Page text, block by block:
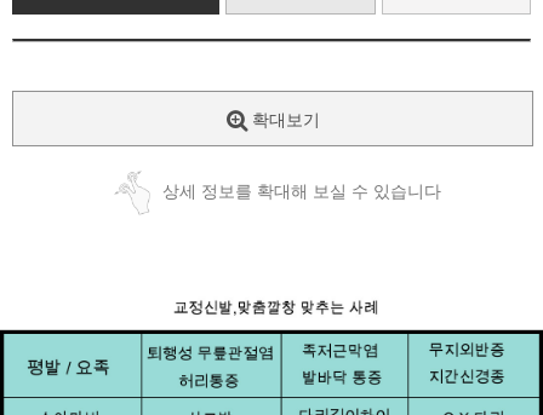
확대보기
상세 정보를 확대해 보실 수 있습니다